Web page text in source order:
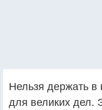
Нельзя держать
для великих дел.